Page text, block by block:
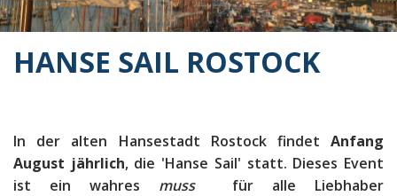
HANSE SAIL ROSTOCK
In der alten Hansestadt Rostock findet Anfang
August jährlich, die 'Hanse Sail' statt. Dieses Event
ist ein wahres muss
für alle Liebhaber